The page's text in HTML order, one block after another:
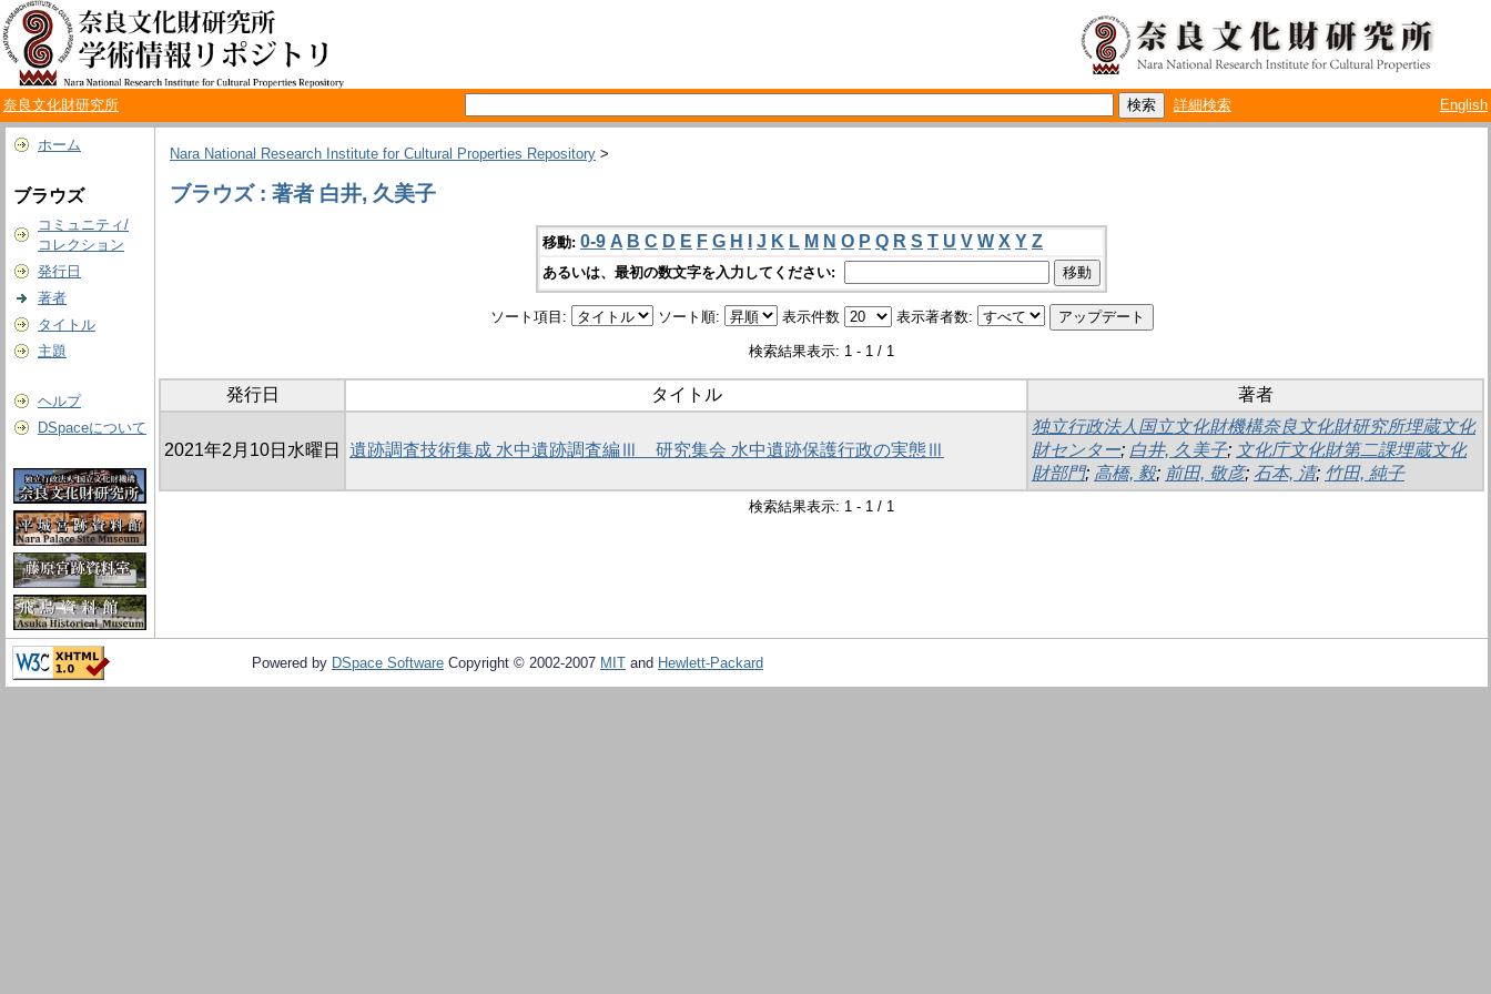
奈良文化財研究所 詳細検索 English
ホーム
ブラウズ
コミュニティ/
コレクション
発行日
著者
タイトル
主題
ヘルプ
DSpaceについて
Nara National Research Institute for Cultural Properties Repository >
ブラウズ : 著者 白井, 久美子
移動: 0-9 A B C D E F G H J K L M N O P Q R S T U V W X Y Z
あるいは、最初の数文字を入力してください:
ソート項目: ソート順: 表示件数 表示著者数:
検索結果表示: 1 - 1 / 1
発行日 タイトル 著者
2021年2月10日水曜日 遺跡調査技術集成 水中遺跡調査編Ⅲ 研究集会 水中遺跡保護行政の実態Ⅲ
独立行政法人国立文化財機構奈良文化財研究所埋蔵文化
財センター; 白井, 久美子; 文化庁文化財第二課埋蔵文化
財部門; 高橋, 毅; 前田, 敬彦; 石本, 清; 竹田, 純子
検索結果表示: 1 - 1 / 1
Powered by DSpace Software Copyright © 2002-2007 MIT and Hewlett-Packard